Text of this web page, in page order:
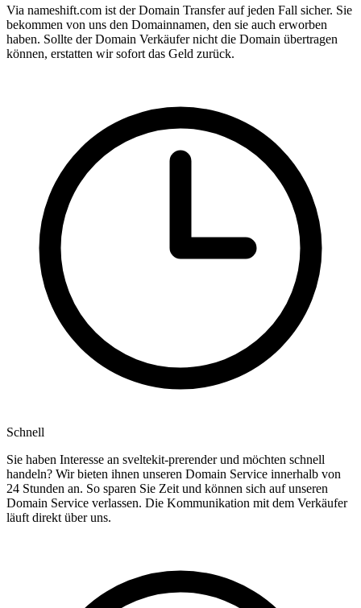
Via nameshift.com ist der Domain Transfer auf jeden Fall sicher. Sie
bekommen von uns den Domainnamen, den sie auch erworben
haben. Sollte der Domain Verkäufer nicht die Domain übertragen
können, erstatten wir sofort das Geld zurück.
Schnell
Sie haben Interesse an sveltekit-prerender und möchten schnell
handeln? Wir bieten ihnen unseren Domain Service innerhalb von
24 Stunden an. So sparen Sie Zeit und können sich auf unseren
Domain Service verlassen. Die Kommunikation mit dem Verkäufer
läuft direkt über uns.